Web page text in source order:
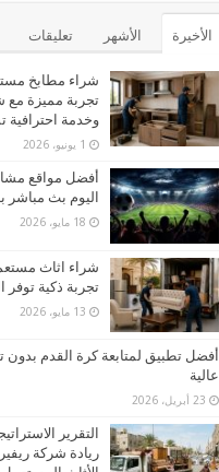
الأخيرة الأشهر تعليقات
شراء مطابخ
تجربة مميزة مع
وخدمة احترافية
1 يونيو، 2026
أفضل مواقع
اليوم بث مباشر
18 مايو، 2026
شراء اثاث
تجربة ذكية توفر
13 مايو، 2026
أفضل تطبيق لمتابعة كرة القدم بدون
عالية
23 أبريل، 2026
التقرير
ريادة شركة